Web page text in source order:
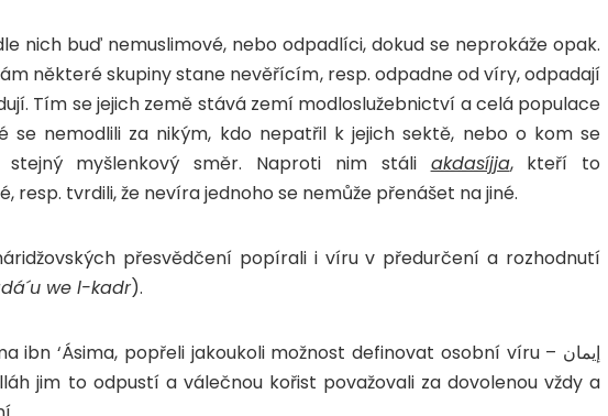
nich buď nemuslimové, nebo odpadlíci, dokud se neprokáže opak.
některé skupiny stane nevěřícím, resp. odpadne od víry, odpadají
Tím se jejich země stává zemí modloslužebnictví a celá populace
se nemodlili za nikým, kdo nepatřil k jejich sektě, nebo o kom se
stejný myšlenkový směr. Naproti nim stáli akdasíjja, kteří to
resp. tvrdili, že nevíra jednoho se nemůže přenášet na jiné.
přesvědčení popírali i víru v předurčení a rozhodnutí
we l-kadr).
, následovníci Házima ibn ‘Ásima, popřeli jakoukoli možnost definovat osobní víru – إيمان
jim to odpustí a válečnou kořist považovali za dovolenou vždy a